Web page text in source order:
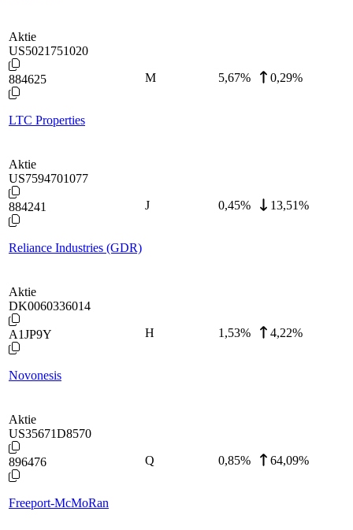
Aktie
US5021751020
884625
LTC Properties
M 5,67% 0,29%
Aktie
US7594701077
884241
Reliance Industries (GDR)
J 0,45% 13,51%
Aktie
DK0060336014
A1JP9Y
Novonesis
H 1,53% 4,22%
Aktie
US35671D8570
896476
Freeport-McMoRan
Q 0,85% 64,09%